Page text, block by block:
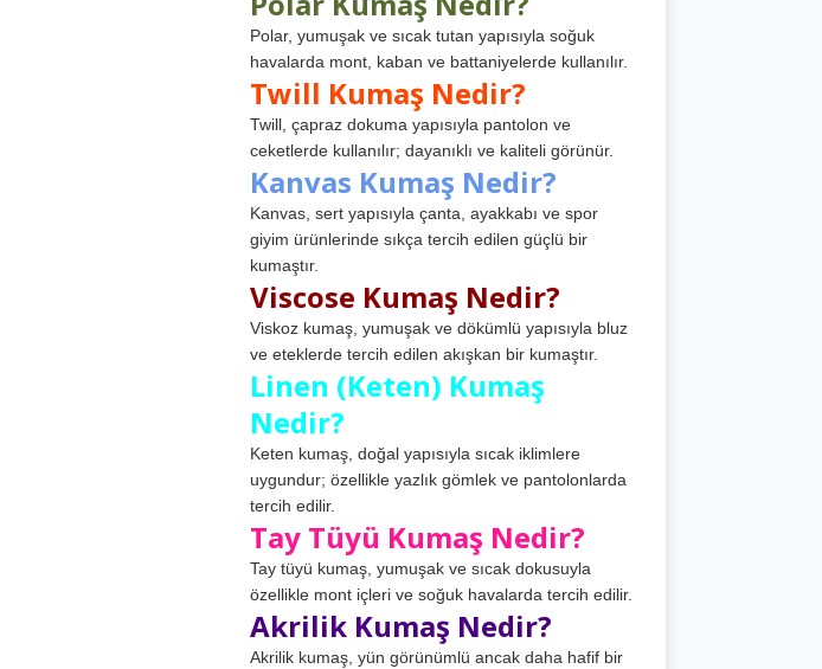
Polar, yumuşak ve sıcak tutan yapısıyla soğuk
havalarda mont, kaban ve battaniyelerde kullanılır.
Twill Kumaş Nedir?
Twill, çapraz dokuma yapısıyla pantolon ve
ceketlerde kullanılır; dayanıklı ve kaliteli görünür.
Kanvas Kumaş Nedir?
Kanvas, sert yapısıyla çanta, ayakkabı ve spor
giyim ürünlerinde sıkça tercih edilen güçlü bir
kumaştır.
Viscose Kumaş Nedir?
Viskoz kumaş, yumuşak ve dökümlü yapısıyla bluz
ve eteklerde tercih edilen akışkan bir kumaştır.
Linen (Keten) Kumaş
Nedir?
Keten kumaş, doğal yapısıyla sıcak iklimlere
uygundur; özellikle yazlık gömlek ve pantolonlarda
tercih edilir.
Tay Tüyü Kumaş Nedir?
Tay tüyü kumaş, yumuşak ve sıcak dokusuyla
özellikle mont içleri ve soğuk havalarda tercih edilir.
Akrilik Kumaş Nedir?
Akrilik kumaş, yün görünümlü ancak daha hafif bir